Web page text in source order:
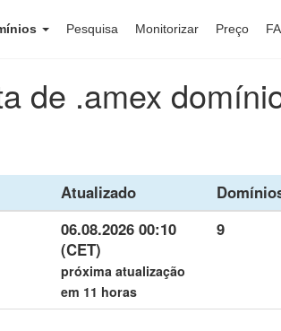
Pesquisa Monitorizar Preço
de .amex
Atualizado
06.08.2026 00:10
(CET)
próxima atualização
em 11 horas
9